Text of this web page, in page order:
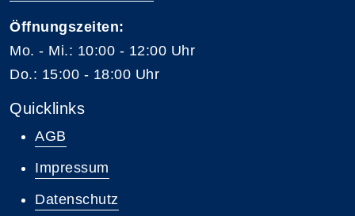
Öffnungszeiten:
Mo. - Mi.: 10:00 - 12:00 Uhr
Do.: 15:00 - 18:00 Uhr
Quicklinks
AGB
Impressum
Datenschutz